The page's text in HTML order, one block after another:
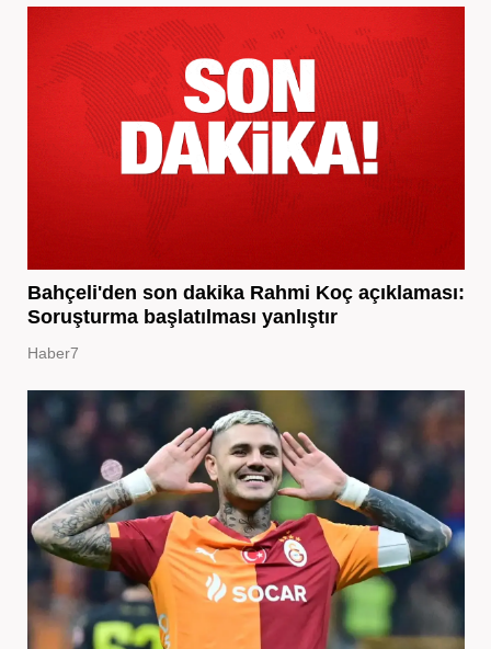
Bahçeli'den son dakika Rahmi Koç açıklaması:
Soruşturma başlatılması yanlıştır
Haber7